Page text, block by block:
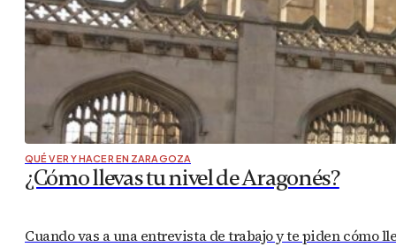
QUÉ VER Y HACER EN ZARAGOZA
¿Cómo llevas tu nivel de Aragonés?
Cuando vas a una entrevista de trabajo y te piden cómo